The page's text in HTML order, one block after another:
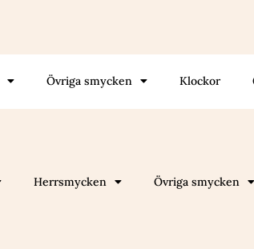
Övriga smycken Klockor
Herrsmycken Övriga smycken